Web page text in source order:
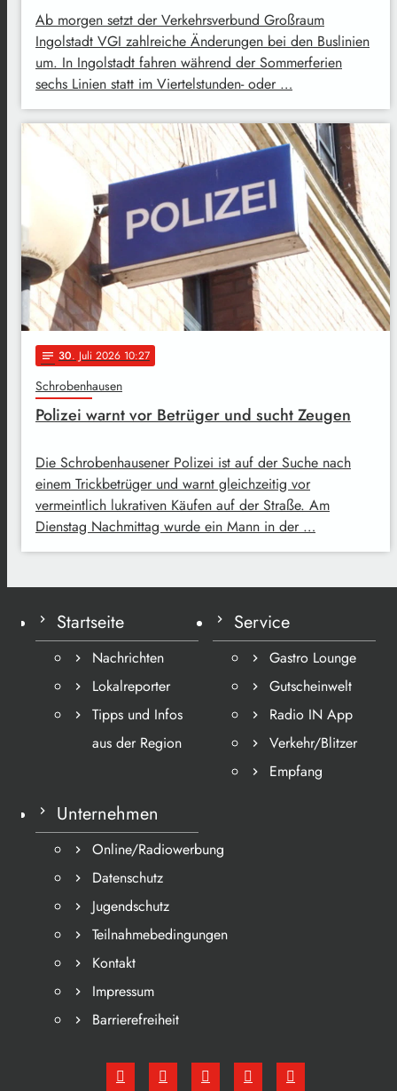
Ab morgen setzt der Verkehrsverbund Großraum
Ingolstadt VGI zahlreiche Änderungen bei den Buslinien
um. In Ingolstadt fahren während der Sommerferien
sechs Linien statt im Viertelstunden- oder …
notes 30. Juli 2026 10:27
Schrobenhausen
Polizei warnt vor Betrüger und sucht Zeugen
Die Schrobenhausener Polizei ist auf der Suche nach
einem Trickbetrüger und warnt gleichzeitig vor
vermeintlich lukrativen Käufen auf der Straße. Am
Dienstag Nachmittag wurde ein Mann in der …
Startseite
Nachrichten
Lokalreporter
Tipps und Infos
aus der Region
Service
Gastro Lounge
Gutscheinwelt
Radio IN App
Verkehr/Blitzer
Empfang
Unternehmen
Online/Radiowerbung
Datenschutz
Jugendschutz
Teilnahmebedingungen
Kontakt
Impressum
Barrierefreiheit